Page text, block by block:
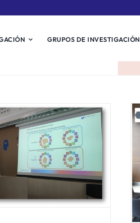
GRUPOS DE INVESTIGACIÓN
plenaria
europeo C3-
Cloud